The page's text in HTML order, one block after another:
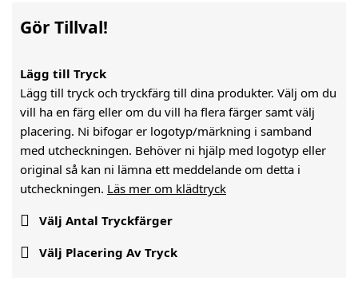
Gör Tillval!
Lägg till Tryck
Lägg till tryck och tryckfärg till dina produkter. Välj om du
vill ha en färg eller om du vill ha flera färger samt välj
placering. Ni bifogar er logotyp/märkning i samband
med utcheckningen. Behöver ni hjälp med logotyp eller
original så kan ni lämna ett meddelande om detta i
utcheckningen. Läs mer om klädtryck
 Välj Antal Tryckfärger
 Välj Placering Av Tryck